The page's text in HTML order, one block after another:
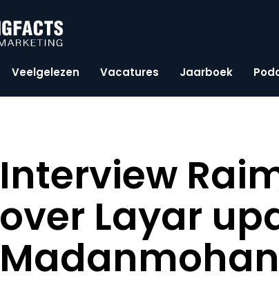
Veelgelezen Vacatures Jaarboek
Interview
over Layar